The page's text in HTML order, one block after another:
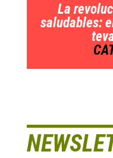
La
saludables: